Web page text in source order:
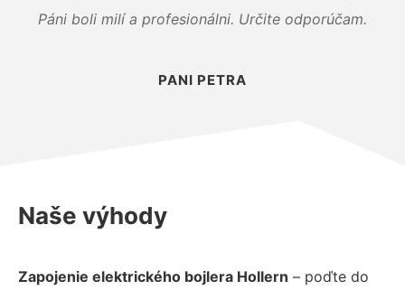
Páni boli milí a profesionálni. Určite odporúčam.
PANI PETRA
Naše výhody
Zapojenie elektrického bojlera Hollern – poďte do